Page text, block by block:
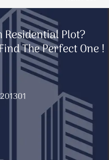
Plot?
The Perfect One !